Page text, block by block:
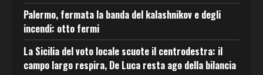
Palermo, fermata la banda del kalashnikov e degli
incendi: otto fermi
La Sicilia del voto locale scuote il centrodestra: il
campo largo respira, De Luca resta ago della bilancia